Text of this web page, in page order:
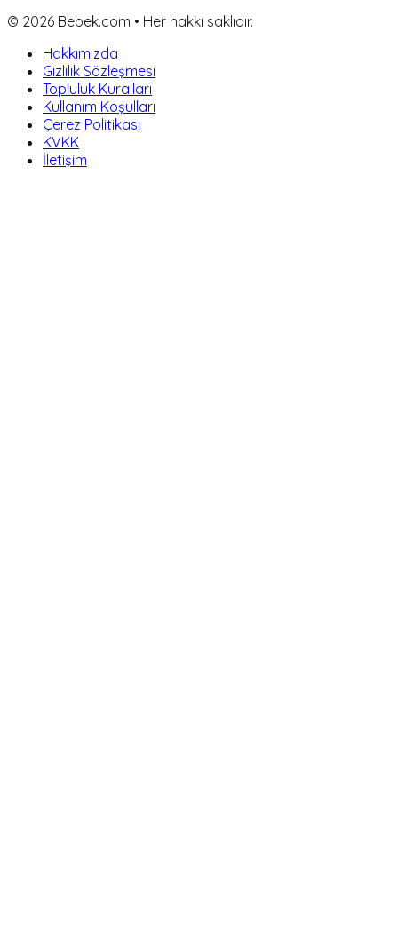
© 2026 Bebek.com • Her hakkı saklıdır.
Hakkımızda
Gizlilik Sözleşmesi
Topluluk Kuralları
Kullanım Koşulları
Çerez Politikası
KVKK
İletişim